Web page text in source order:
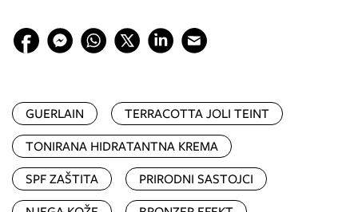
GUERLAIN
TERRACOTTA JOLI TEINT
TONIRANA HIDRATANTNA KREMA
SPF ZAŠTITA
PRIRODNI SASTOJCI